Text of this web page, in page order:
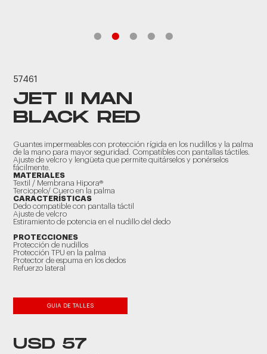
57461
JET II MAN
BLACK RED
Guantes impermeables con protección rígida en los nudillos y la palma
de la mano para mayor seguridad. Compatibles con pantallas táctiles.
Ajuste de velcro y lengüeta que permite quitárselos y ponérselos
fácilmente.
MATERIALES
Textil / Membrana Hipora®
Terciopelo/ Cuero en la palma
CARACTERÍSTICAS
Dedo compatible con pantalla táctil
Ajuste de velcro
Estiramiento de potencia en el nudillo del dedo
PROTECCIONES
Protección de nudillos
Protección TPU en la palma
Protector de espuma en los dedos
Refuerzo lateral
GUIA DE TALLES
USD 57